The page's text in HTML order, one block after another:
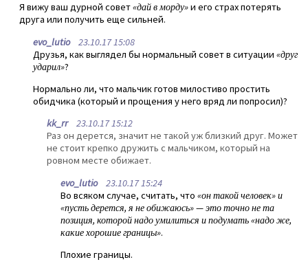
Я вижу ваш дурной совет«дай в морду»и его страх потерять
друга или получить еще сильней.
evo_lutio23.10.17 15:08
Друзья, как выглядел бы нормальный совет в ситуации «друг
ударил»?
Нормально ли, что мальчик готов милостиво простить
обидчика (который и прощения у него вряд ли попросил)?
kk_rr23.10.17 15:12
Раз он дерется, значит не такой уж близкий друг. Может
не стоит крепко дружить с мальчиком, который на
ровном месте обижает.
evo_lutio23.10.17 15:24
Во всяком случае, считать, что «он такой человек» и
«пусть дерется, я не обижаюсь» — это точно не та
позиция, которой надо умилиться и подумать «надо же,
какие хорошие границы».
Плохие границы.